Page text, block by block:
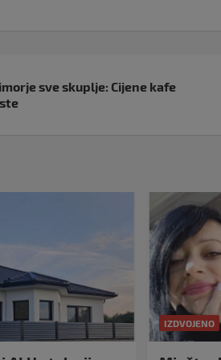
sve skuplje: Cijene kafe
IZDVOJENO